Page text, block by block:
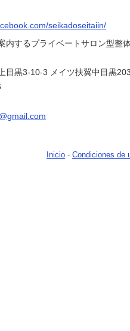
seikadoseitaiin/
内するプライベートサロン型整
目黒3-10-3 メイツ扶翼中目黒
Inicio - Condiciones de